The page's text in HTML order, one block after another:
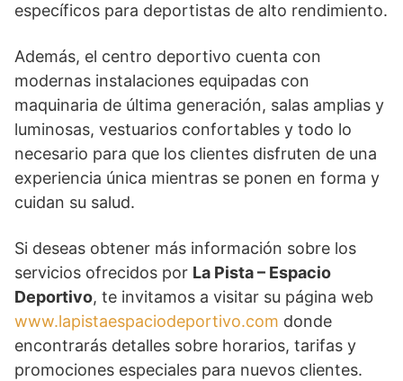
específicos para deportistas de alto rendimiento.
Además, el centro deportivo cuenta con
modernas instalaciones equipadas con
maquinaria de última generación, salas amplias y
luminosas, vestuarios confortables y todo lo
necesario para que los clientes disfruten de una
experiencia única mientras se ponen en forma y
cuidan su salud.
Si deseas obtener más información sobre los
servicios ofrecidos por La Pista – Espacio
Deportivo, te invitamos a visitar su página web
www.lapistaespaciodeportivo.com donde
encontrarás detalles sobre horarios, tarifas y
promociones especiales para nuevos clientes.